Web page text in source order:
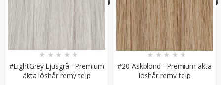
#LightGrey Ljusgrå - Premium
äkta löshår remy tejp
★ ★ ★ ★ ★
#20 Askblond - Premium äkta
löshår remy tejp
★ ★ ★ ★ ★